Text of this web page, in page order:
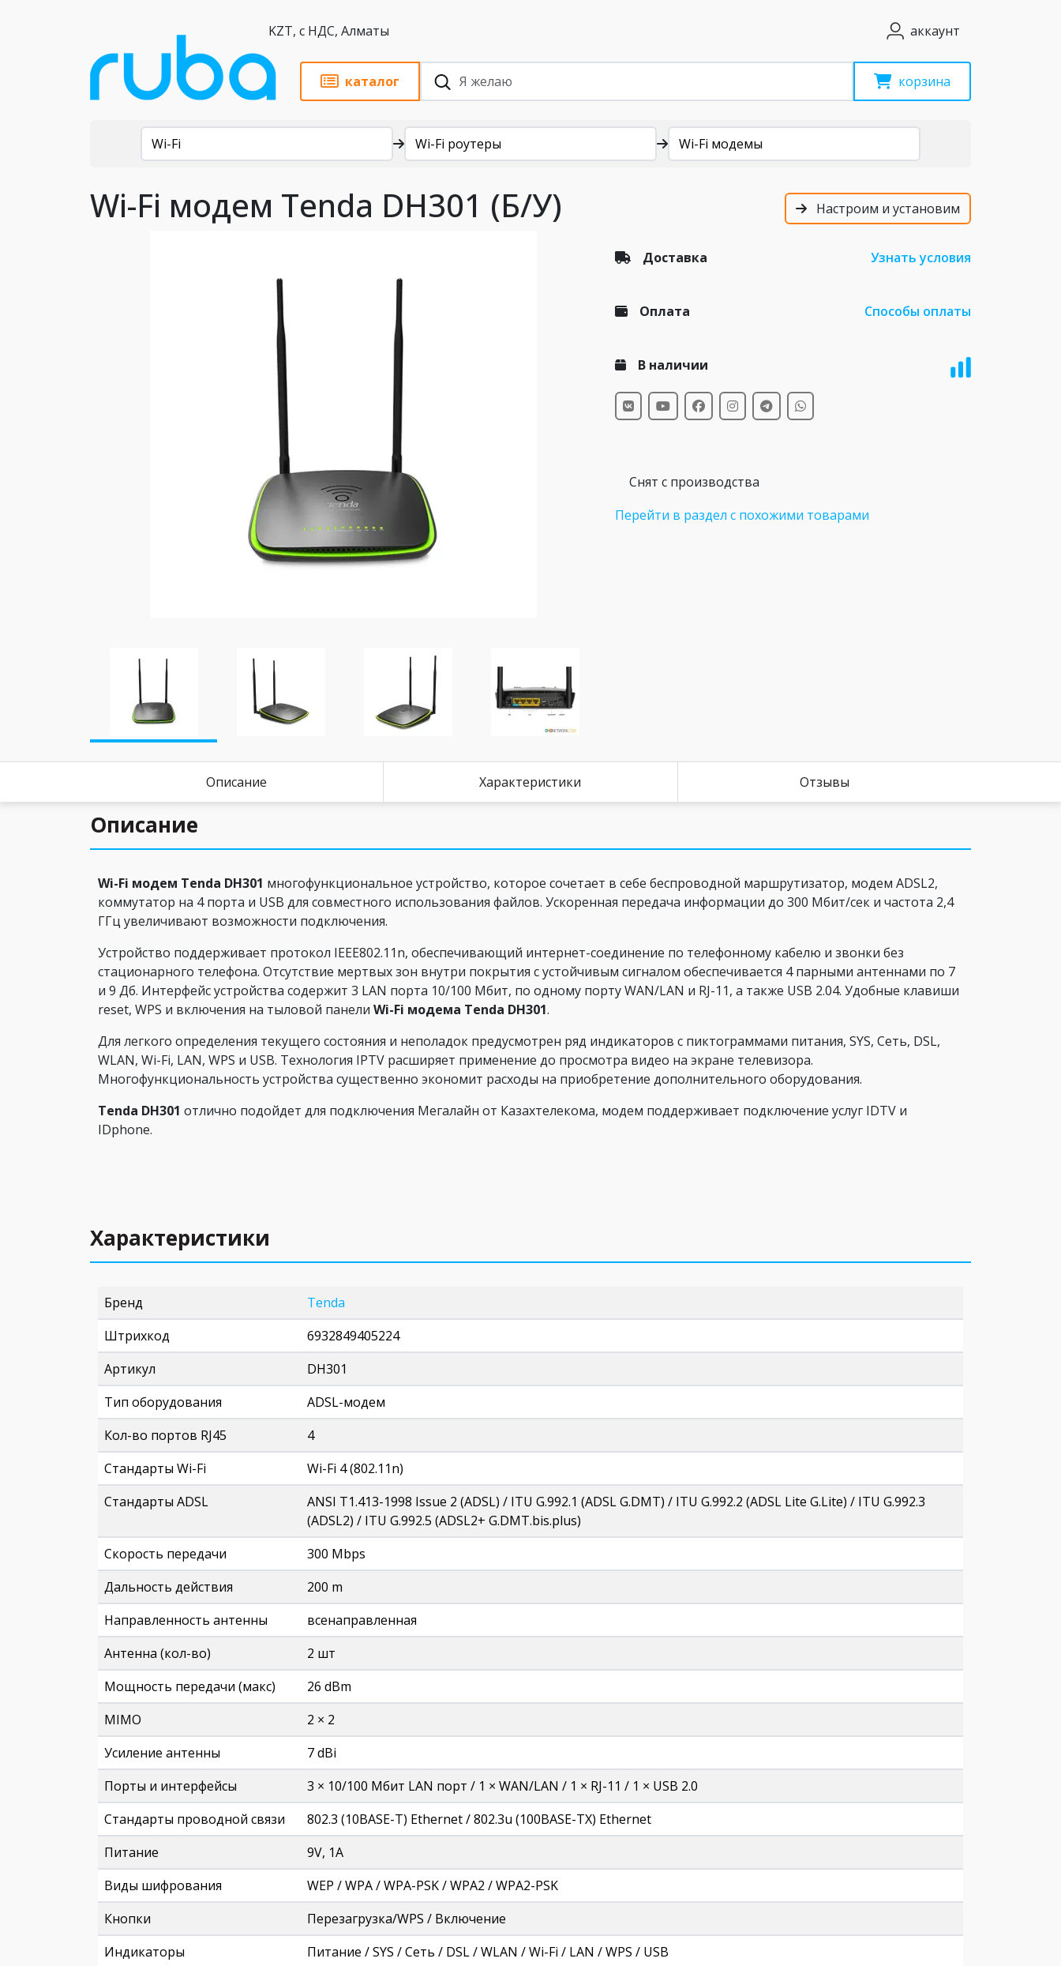
KZT, с НДС, Алматы аккаунт
каталог корзина
Каталог
Wi-Fi Wi-Fi роутеры Wi-Fi модемы
Wi-Fi модем Tenda DH301 (Б/У) Настроим и установим
Доставка Узнать условия
Оплата Способы оплаты
В наличии
Снят с производства
Перейти в раздел с похожими товарами
Описание Характеристики Отзывы
Описание
Wi-Fi модем Tenda DH301 многофункциональное устройство, которое сочетает в себе беспроводной маршрутизатор, модем ADSL2,
коммутатор на 4 порта и USB для совместного использования файлов. Ускоренная передача информации до 300 Мбит/сек и частота 2,4
ГГц увеличивают возможности подключения.
Устройство поддерживает протокол IEEE802.11n, обеспечивающий интернет-соединение по телефонному кабелю и звонки без
стационарного телефона. Отсутствие мертвых зон внутри покрытия с устойчивым сигналом обеспечивается 4 парными антеннами по 7
и 9 Дб. Интерфейс устройства содержит 3 LAN порта 10/100 Мбит, по одному порту WAN/LAN и RJ-11, а также USB 2.04. Удобные клавиши
reset, WPS и включения на тыловой панели Wi-Fi модема Tenda DH301.
Для легкого определения текущего состояния и неполадок предусмотрен ряд индикаторов с пиктограммами питания, SYS, Сеть, DSL,
WLAN, Wi-Fi, LAN, WPS и USB. Технология IPTV расширяет применение до просмотра видео на экране телевизора.
Многофункциональность устройства существенно экономит расходы на приобретение дополнительного оборудования.
Tenda DH301 отлично подойдет для подключения Мегалайн от Казахтелекома, модем поддерживает подключение услуг IDTV и
IDphone.
Характеристики
Бренд
Tenda
Штрихкод
6932849405224
Артикул
DH301
Тип оборудования
ADSL-модем
Кол-во портов RJ45
4
Стандарты Wi-Fi
Wi-Fi 4 (802.11n)
Стандарты ADSL
ANSI T1.413-1998 Issue 2 (ADSL) / ITU G.992.1 (ADSL G.DMT) / ITU G.992.2 (ADSL Lite G.Lite) / ITU G.992.3
(ADSL2) / ITU G.992.5 (ADSL2+ G.DMT.bis.plus)
Скорость передачи
300 Mbps
Дальность действия
200 m
Направленность антенны
всенаправленная
Антенна (кол-во)
2 шт
Мощность передачи (макс)
26 dBm
MIMO
2 × 2
Усиление антенны
7 dBi
Порты и интерфейсы
3 × 10/100 Мбит LAN порт / 1 × WAN/LAN / 1 × RJ-11 / 1 × USB 2.0
Стандарты проводной связи
802.3 (10BASE-T) Ethernet / 802.3u (100BASE-TX) Ethernet
Питание
9V, 1A
Виды шифрования
WEP / WPA / WPA-PSK / WPA2 / WPA2-PSK
Кнопки
Перезагрузка/WPS / Включение
Индикаторы
Питание / SYS / Сеть / DSL / WLAN / Wi-Fi / LAN / WPS / USB